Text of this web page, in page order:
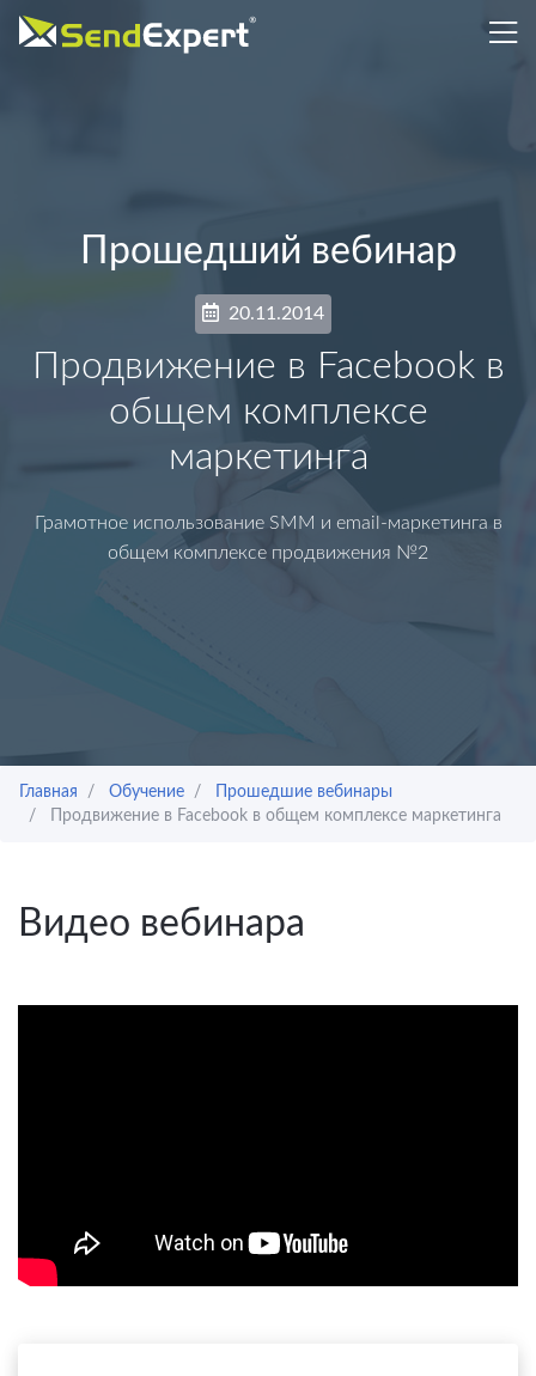
Прошедший вебинар
20.11.2014
Продвижение в Facebook в
общем комплексе
маркетинга
Грамотное использование SMM и email-маркетинга в
общем комплексе продвижения №2
Главная Обучение
Прошедшие вебинары
Продвижение в Facebook в общем комплексе маркетинга
Видео вебинара